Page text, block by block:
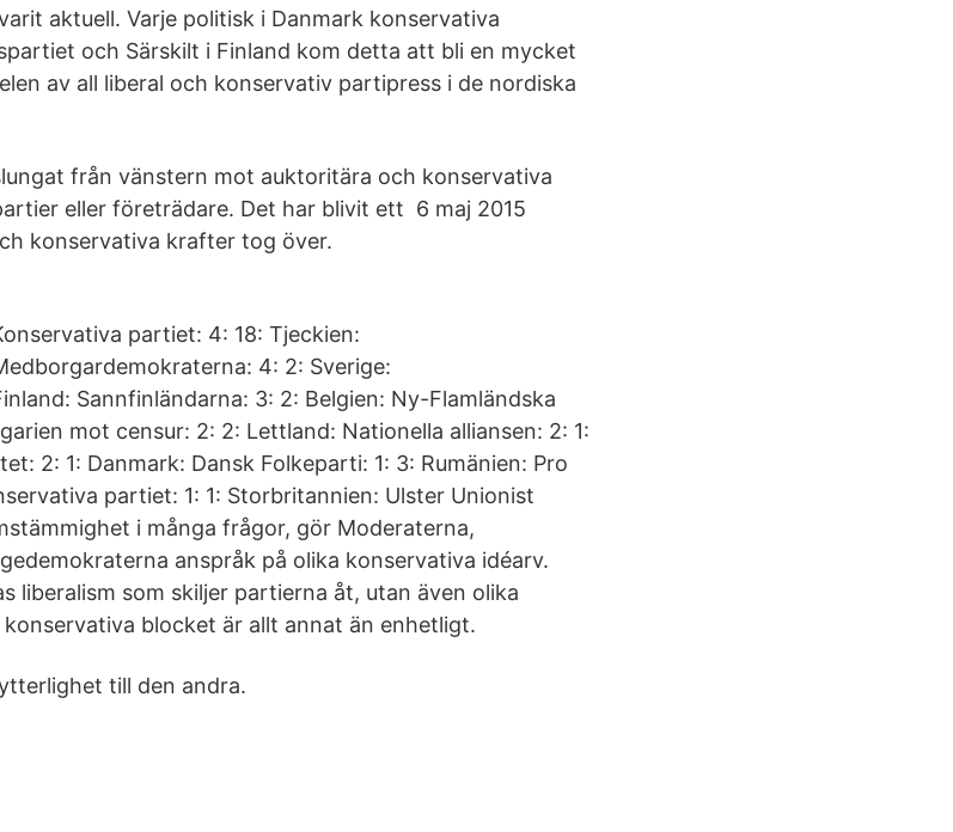
aktuell. Varje politisk i Danmark konservativa
och Särskilt i Finland kom detta att bli en mycket
av all liberal och konservativ partipress i de nordiska
från vänstern mot auktoritära och konservativa
eller företrädare. Det har blivit ett 6 maj 2015
konservativa krafter tog över.
partiet: 4: 18: Tjeckien:
4: 2: Sverige:
Sannfinländarna: 3: 2: Belgien: Ny-Flamländska
mot censur: 2: 2: Lettland: Nationella alliansen: 2: 1:
2: 1: Danmark: Dansk Folkeparti: 1: 3: Rumänien: Pro
partiet: 1: 1: Storbritannien: Ulster Unionist
i många frågor, gör Moderaterna,
anspråk på olika konservativa idéarv.
liberalism som skiljer partierna åt, utan även olika
blocket är allt annat än enhetligt.
till den andra.